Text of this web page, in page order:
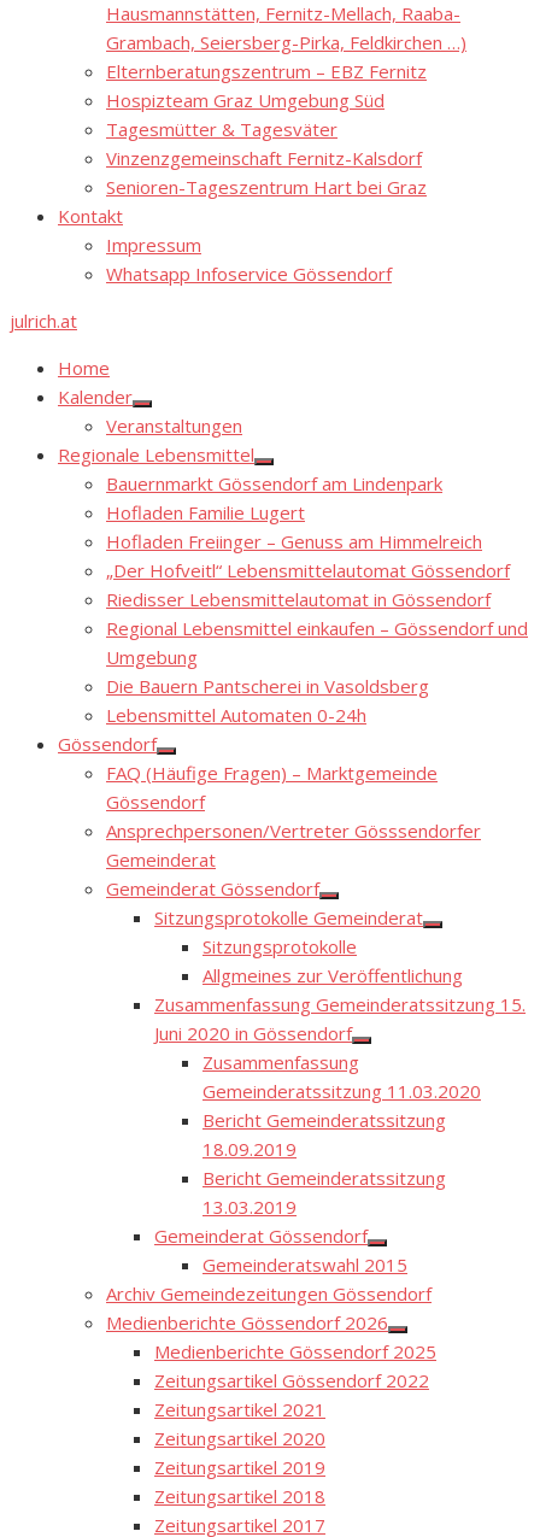
Hausmannstätten, Fernitz-Mellach, Raaba-
Grambach, Seiersberg-Pirka, Feldkirchen …)
Elternberatungszentrum – EBZ Fernitz
Hospizteam Graz Umgebung Süd
Tagesmütter & Tagesväter
Vinzenzgemeinschaft Fernitz-Kalsdorf
Senioren-Tageszentrum Hart bei Graz
Kontakt
Impressum
Whatsapp Infoservice Gössendorf
julrich.at
Home
Kalender
Show
sub
menu
Veranstaltungen
Regionale Lebensmittel
Show
sub
menu
Bauernmarkt Gössendorf am Lindenpark
Hofladen Familie Lugert
Hofladen Freiinger – Genuss am Himmelreich
„Der Hofveitl“ Lebensmittelautomat Gössendorf
Riedisser Lebensmittelautomat in Gössendorf
Regional Lebensmittel einkaufen – Gössendorf und
Umgebung
Die Bauern Pantscherei in Vasoldsberg
Lebensmittel Automaten 0-24h
Gössendorf
Show
sub
menu
FAQ (Häufige Fragen) – Marktgemeinde
Gössendorf
Ansprechpersonen/Vertreter Gösssendorfer
Gemeinderat
Gemeinderat Gössendorf
Show
sub
menu
Sitzungsprotokolle Gemeinderat
Show
menu
Sitzungsprotokolle
Allgmeines zur Veröffentlichung
Zusammenfassung Gemeinderatssitzung 15.
Juni 2020 in Gössendorf
Show
menu
Zusammenfassung
Gemeinderatssitzung 11.03.2020
Bericht Gemeinderatssitzung
18.09.2019
Bericht Gemeinderatssitzung
13.03.2019
Gemeinderat Gössendorf
Show
sub
menu
Gemeinderatswahl 2015
Archiv Gemeindezeitungen Gössendorf
Medienberichte Gössendorf 2026
Show
sub
menu
Medienberichte Gössendorf 2025
Zeitungsartikel Gössendorf 2022
Zeitungsartikel 2021
Zeitungsartikel 2020
Zeitungsartikel 2019
Zeitungsartikel 2018
Zeitungsartikel 2017